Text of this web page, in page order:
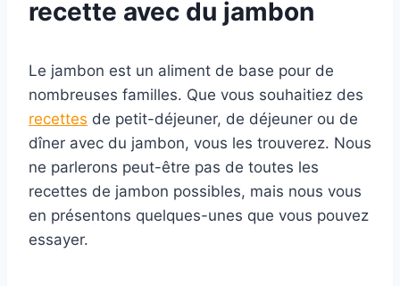
recette avec du jambon
Le jambon est un aliment de base pour de
nombreuses familles. Que vous souhaitiez des
recettes de petit-déjeuner, de déjeuner ou de
dîner avec du jambon, vous les trouverez. Nous
ne parlerons peut-être pas de toutes les
recettes de jambon possibles, mais nous vous
en présentons quelques-unes que vous pouvez
essayer.